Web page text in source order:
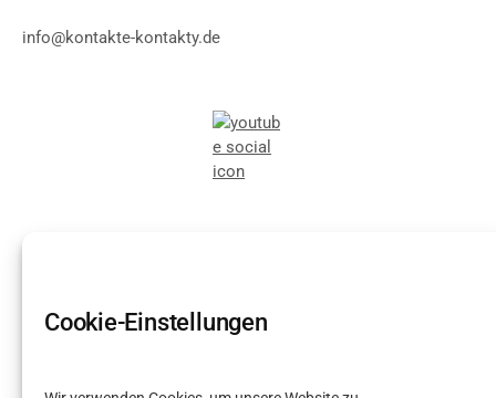
Cookie-Einstellungen
info@kontakte-kontakty.de